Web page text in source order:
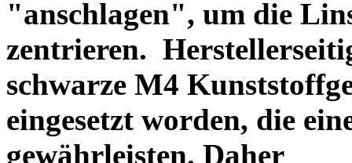
"anschlagen", um die
zentrieren.
schwarze M4
eingesetzt worden, die
gewährleisten. Daher